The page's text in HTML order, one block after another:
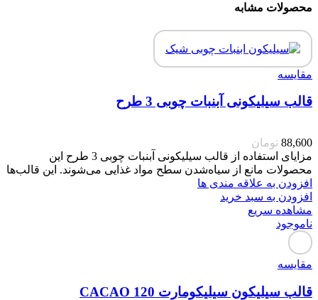
محصولات مشابه
مقایسه
قالب سیلیکونی آبنبات چوبی 3 طرح
88,600 تومان
مزایای استفاده از قالب سیلیکونی آبنبات چوبی 3 طرح این
محصولات مانع از سیاه‌شدن سطح مواد غذایی می‌شوند. این قالب‌ها
افزودن به علاقه مندی ها
افزودن به سبد خرید
مشاهده سریع
ناموجود
مقایسه
قالب سیلیکون سیلیکومارت CACAO 120